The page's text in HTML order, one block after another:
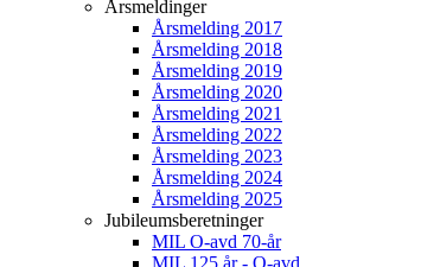
Årsmeldinger
Årsmelding 2017
Årsmelding 2018
Årsmelding 2019
Årsmelding 2020
Årsmelding 2021
Årsmelding 2022
Årsmelding 2023
Årsmelding 2024
Årsmelding 2025
Jubileumsberetninger
MIL O-avd 70-år
MIL 125 år - O-avd